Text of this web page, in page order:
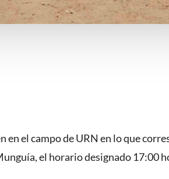
en el campo de URN en lo que
el horario designado 17:00